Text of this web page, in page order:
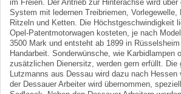
im Freien. Der Antrieb zur Hinterachse wird
System mit ledernen Treibriemen, Vorlegewelle,
Ritzeln und Ketten. Die Höchstgeschwindigkeit
Opel-Patentmotorwagen kosteten, je nach
3500 Mark und entsteht ab 1899 in
Handarbeit. Sonderwünsche, wie Karbidlampen
zusätzlichen Dienersitz, werden gern erfüllt. Die
Lutzmanns aus Dessau wird dazu nach Hessen
der Dessauer Arbeiter wird übernommen,